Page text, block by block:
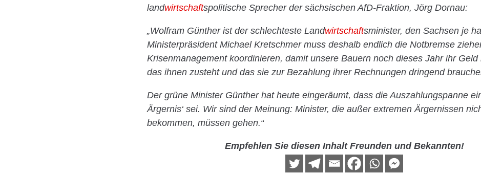
landwirtschaftspolitische Sprecher der sächsischen AfD-Fraktion, Jörg Dornau:
„Wolfram Günther ist der schlechteste Landwirtschaftsminister, den Sachsen je
Ministerpräsident Michael Kretschmer muss deshalb endlich die Notbremse
Krisenmanagement koordinieren, damit unsere Bauern noch dieses Jahr ihr Geld
das ihnen zusteht und das sie zur Bezahlung ihrer Rechnungen dringend
Der grüne Minister Günther hat heute eingeräumt, dass die Auszahlungspanne
Ärgernis‘ sei. Wir sind der Meinung: Minister, die außer extremen Ärgernissen
bekommen, müssen gehen.“
Empfehlen Sie diesen Inhalt Freunden und Bekannten!